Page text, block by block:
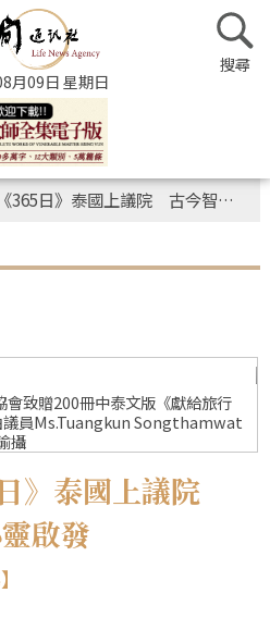
月09日 星期日
日》泰國上議院 古今智慧帶來心靈啟發
致贈200冊中泰文版《獻給旅行
議員Ms.Tuangkun Songthamwat
攝
》泰國上議院
啟發